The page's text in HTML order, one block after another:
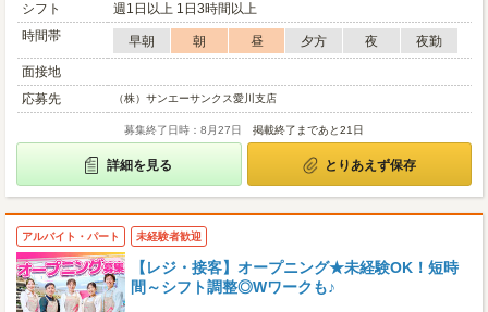
シフト
週1日以上 1日3時間以上
時間帯
早朝 朝 昼 夕方 夜
夜勤
面接地
応募先
（株）サンエーサンクス愛川支店
募集終了日時：8月27日 掲載終了まであと21日
詳細を見る とりあえず保存
アルバイト・パート 未経験者歓迎
【レジ・接客】オープニング★未経験OK！短時
間～シフト調整◎Wワークも♪